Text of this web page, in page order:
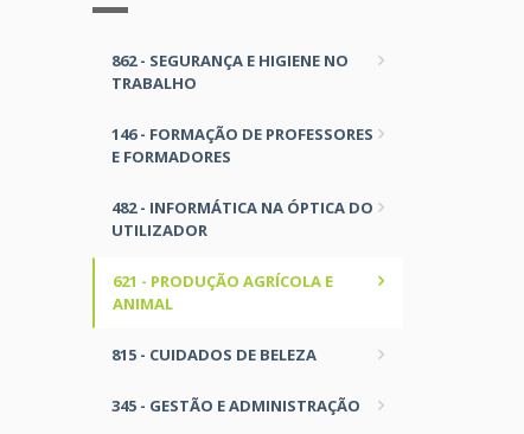
862 - SEGURANÇA E HIGIENE NO
TRABALHO
146 - FORMAÇÃO DE PROFESSORES
E FORMADORES
482 - INFORMÁTICA NA ÓPTICA DO
UTILIZADOR
621 - PRODUÇÃO AGRÍCOLA E
ANIMAL
815 - CUIDADOS DE BELEZA
345 - GESTÃO E ADMINISTRAÇÃO